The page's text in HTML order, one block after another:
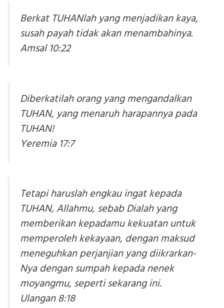
Berkat TUHANlah yang menjadikan kaya,
susah payah tidak akan menambahinya.
Amsal 10:22
Diberkatilah orang yang mengandalkan
TUHAN, yang menaruh harapannya pada
TUHAN!
Yeremia 17:7
Tetapi haruslah engkau ingat kepada
TUHAN, Allahmu, sebab Dialah yang
memberikan kepadamu kekuatan untuk
memperoleh kekayaan, dengan maksud
meneguhkan perjanjian yang diikrarkan-
Nya dengan sumpah kepada nenek
moyangmu, seperti sekarang ini.
Ulangan 8:18